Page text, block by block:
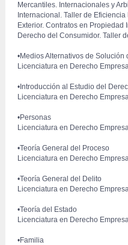
Mercantiles. Internacionales y
Internacional. Taller de
Exterior. Contratos en Propiedad
Derecho del Consumidor. Taller
•Medios Alternativos de Solución
Licenciatura en Derecho
•Introducción al Estudio del
Licenciatura en Derecho
•Personas
Licenciatura en Derecho
•Teoría General del Proceso
Licenciatura en Derecho
•Teoría General del Delito
Licenciatura en Derecho
•Teoría del Estado
Licenciatura en Derecho
•Familia